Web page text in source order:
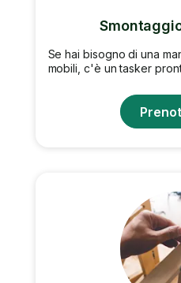
Se hai bisogno di una
mobili, c'è un tasker